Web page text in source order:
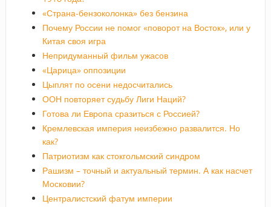
«Страна-бензоколонка» без бензина
Почему России не помог «поворот на Восток», или у
Китая своя игра
Непридуманный фильм ужасов
«Царица» оппозиции
Цыплят по осени недосчитались
ООН повторяет судьбу Лиги Наций?
Готова ли Европа сразиться с Россией?
Кремлевская империя неизбежно развалится. Но
как?
Патриотизм как стокгольмский синдром
Рашизм – точный и актуальный термин. А как насчет
Московии?
Централистский фатум империи